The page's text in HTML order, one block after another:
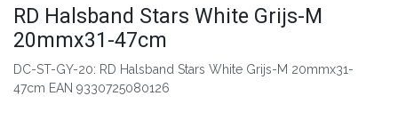
RD Halsband Stars White Grijs-M
20mmx31-47cm
DC-ST-GY-20: RD Halsband Stars White Grijs-M 20mmx31-
47cm EAN 9330725080126